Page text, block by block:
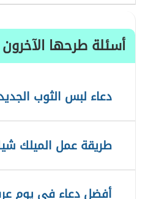
أسئلة طرحها الآخرون
دعاء لبس الثوب
طريقة عمل الميلك
أفضل دعاء في يوم